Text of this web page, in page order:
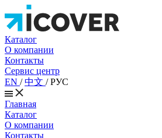
Каталог
О компании
Контакты
Сервис центр
EN /中文 /РУС
Главная
Каталог
О компании
Контакты